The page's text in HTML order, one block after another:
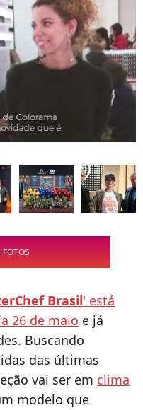
Brasil' está
26 de maio e já
Buscando
das últimas
vai ser em clima
modelo que